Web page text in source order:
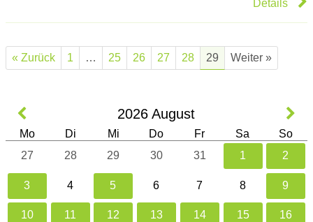
Details
« Zurück 1 … 25 26 27 28 29 Weiter »
2026 August
Mo Di Mi Do Fr Sa
So
27
28 29 30 31 1 2
3 4 5 6 7 8 9
10 11 12 13 14 15 16